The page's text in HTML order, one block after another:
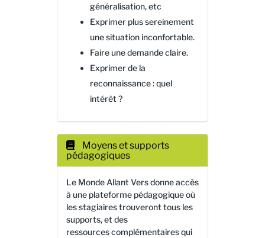
généralisation, etc
Exprimer plus sereinement
une situation inconfortable.
Faire une demande claire.
Exprimer de la
reconnaissance : quel
intérêt ?
Moyens et supports
pédagogiques
Le Monde Allant Vers donne accès
à une plateforme pédagogique où
les stagiaires trouveront tous les
supports, et des
ressources complémentaires qui